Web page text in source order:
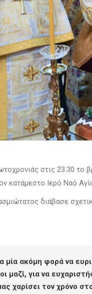
στις 23.30 το
κατάμεστο Ιερό Ναό
διάβασε
μία ακόμη φορά να
μαζί, για να
χαρίσει τον χρόνο